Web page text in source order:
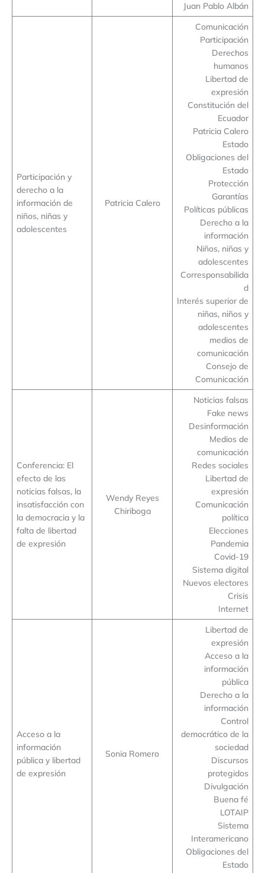
Juan Pablo Albán
Participación y
derecho a la
información de
niños, niñas y
adolescentes
Patricia Calero
Comunicación
Participación
Derechos
humanos
Libertad de
expresión
Constitución del
Ecuador
Patricia Calero
Estado
Obligaciones del
Estado
Protección
Garantías
Políticas públicas
Derecho a la
información
Niños, niñas y
adolescentes
Corresponsabilida
d
Interés superior de
niñas, niños y
adolescentes
medios de
comunicación
Consejo de
Comunicación
Conferencia: El
efecto de las
noticias falsas, la
insatisfacción con
la democracia y la
falta de libertad
de expresión
Wendy Reyes
Chiriboga
Noticias falsas
Fake news
Desinformación
Medios de
comunicación
Redes sociales
Libertad de
expresión
Comunicación
política
Elecciones
Pandemia
Covid-19
Sistema digital
Nuevos electores
Crisis
Internet
Acceso a la
información
pública y libertad
de expresión
Sonia Romero
Libertad de
expresión
Acceso a la
información
pública
Derecho a la
información
Control
democrático de la
sociedad
Discursos
protegidos
Divulgación
Buena fé
LOTAIP
Sistema
Interamericano
Obligaciones del
Estado